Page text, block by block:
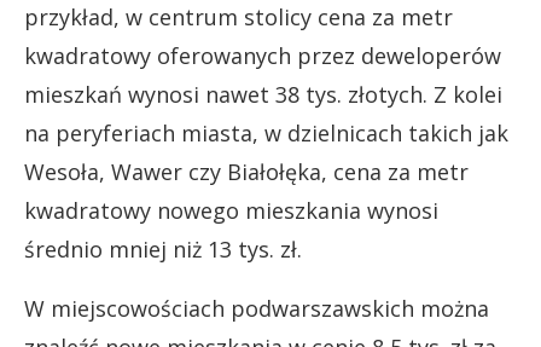
przykład, w centrum stolicy cena za metr
kwadratowy oferowanych przez deweloperów
mieszkań wynosi nawet 38 tys. złotych. Z kolei
na peryferiach miasta, w dzielnicach takich jak
Wesoła, Wawer czy Białołęka, cena za metr
kwadratowy nowego mieszkania wynosi
średnio mniej niż 13 tys. zł.
W miejscowościach podwarszawskich można